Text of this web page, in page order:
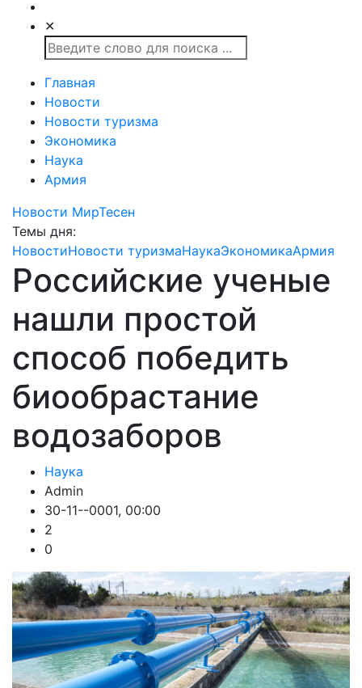
✕
Главная
Новости
Новости туризма
Экономика
Наука
Армия
Новости МирТесен
Темы дня:
НовостиНовости туризмаНаукаЭкономикаАрмия
Российские ученые
нашли простой
способ победить
биообрастание
водозаборов
Наука
Admin
30-11--0001, 00:00
2
0